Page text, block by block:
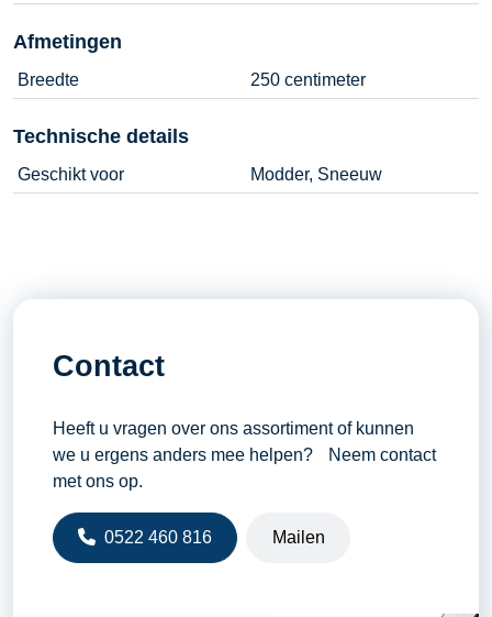
Afmetingen
Breedte 250 centimeter
Technische details
Geschikt voor Modder, Sneeuw
Contact
Heeft u vragen over ons assortiment of kunnen
we u ergens anders mee helpen? Neem contact
met ons op.
0522 460 816 Mailen